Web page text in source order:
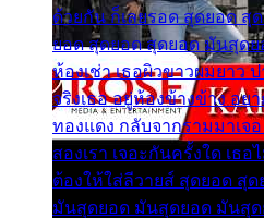
ด้วยกัน ก็เลยรอด สุดยอด
ยอด สุดยอด สุดยอด มันสุด
ห้องเช่า เธอผิวขาวผมยาว
จริงเธอ อยู่ห้องข้างข้าง อย
ทองแดง กลับจากรามมาเจ
สองเรา เจอะกันครั้งใด เธ
ต้องให้ใส่ลีวายส์ สุดยอด สุ
มันสุดยอด มันสุดยอด มันสุ